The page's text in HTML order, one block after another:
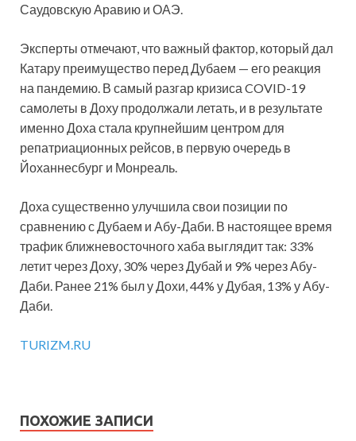
Саудовскую Аравию и ОАЭ.
Эксперты отмечают, что важный фактор, который дал
Катару преимущество перед Дубаем — его реакция
на пандемию. В самый разгар кризиса COVID-19
самолеты в Доху продолжали летать, и в результате
именно Доха стала крупнейшим центром для
репатриационных рейсов, в первую очередь в
Йоханнесбург и Монреаль.
Доха существенно улучшила свои позиции по
сравнению с Дубаем и Абу-Даби. В настоящее время
трафик ближневосточного хаба выглядит так: 33%
летит через Доху, 30% через Дубай и 9% через Абу-
Даби. Ранее 21% был у Дохи, 44% у Дубая, 13% у Абу-
Даби.
TURIZM.RU
ПОХОЖИЕ ЗАПИСИ